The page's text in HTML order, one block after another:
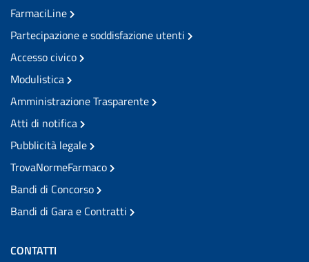
FarmaciLine
Partecipazione e soddisfazione utenti
Accesso civico
Modulistica
Amministrazione Trasparente
Atti di notifica
Pubblicità legale
TrovaNormeFarmaco
Bandi di Concorso
Bandi di Gara e Contratti
CONTATTI